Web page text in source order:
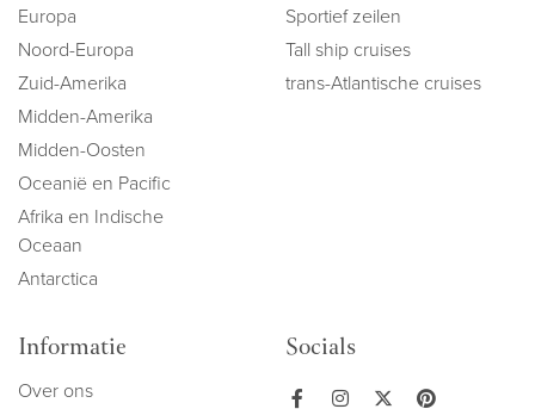
Europa
Noord-Europa
Zuid-Amerika
Midden-Amerika
Midden-Oosten
Oceanië en Pacific
Afrika en Indische
Oceaan
Antarctica
Sportief zeilen
Tall ship cruises
trans-Atlantische cruises
Informatie
Over ons
Socials